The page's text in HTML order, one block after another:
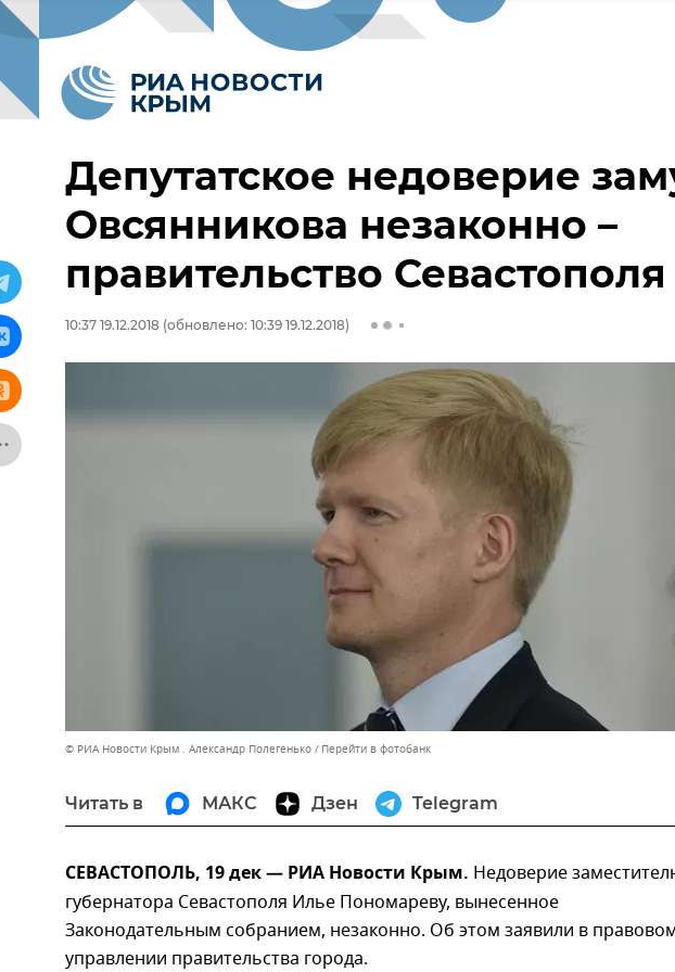
Депутатское недоверие
Овсянникова незаконно –
правительство Севастополя
10:37 19.12.2018 (обновлено: 10:39 19.12.2018)
© РИА Новости Крым . Александр Полегенько Перейти в фотобанк
Читать в МАКС Дзен Telegram
СЕВАСТОПОЛЬ, 19 дек — РИА Новости Крым. Недоверие
губернатора Севастополя Илье Пономареву, вынесенное
Законодательным собранием, незаконно. Об этом заявили в
управлении правительства города.